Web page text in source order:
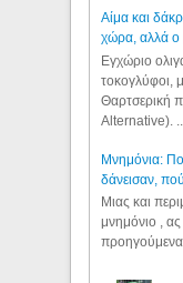
Αίμα και
χώρα, αλλά ο
Εγχώριο
τοκογλύφοι,
Θαρτσερική
Alternative).
Μνημόνια:
δάνεισαν,
Μιας και
μνημόνιο , ας